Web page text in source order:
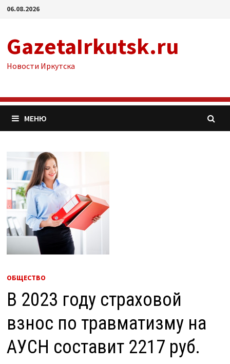
Перейти
06.08.2026
GazetaIrkutsk.ru
Новости Иркутска
МЕНЮ
ОБЩЕСТВО
В 2023 году страховой
взнос по травматизму на
АУСН составит 2217 руб.